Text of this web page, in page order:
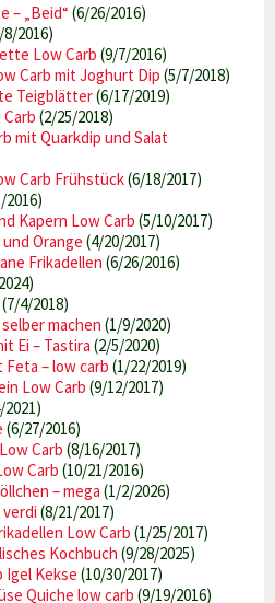
– „Beid“ (6/26/2016)
8/2016)
Low Carb (9/7/2016)
Carb mit Joghurt Dip (5/7/2018)
Teigblätter(6/17/2019)
(2/25/2018)
mit Quarkdip und Salat
Carb Frühstück(6/18/2017)
2016)
Kapern Low Carb (5/10/2017)
Orange (4/20/2017)
Frikadellen (6/26/2016)
(7/4/2018)
machen (1/9/2020)
Ei – Tastira (2/5/2020)
Feta – low carb (1/22/2019)
Low Carb (9/12/2017)
2021)
(6/27/2016)
Carb (8/16/2017)
Carb (10/21/2016)
– mega (1/2/2026)
(8/21/2017)
Low Carb (1/25/2017)
Kochbuch (9/28/2025)
Igel Kekse (10/30/2017)
Quiche low carb (9/19/2016)